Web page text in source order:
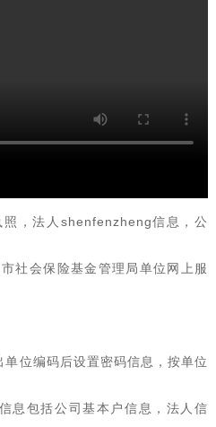
，法人shenfenzheng信息，公
社会保险基金管理局单位网上服
位编码后设置密码信息，按单位
息包括公司基本户信息，法人信